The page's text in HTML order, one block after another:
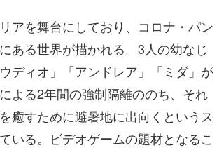
アを舞台にしており、コロナ・パン
ある世界が描かれる。3人の幼なじ
ディオ」「アンドレア」「ミダ」が
よる2年間の強制隔離ののち、それ
癒すために避暑地に出向くというス
いる。ビデオゲームの題材となるこ